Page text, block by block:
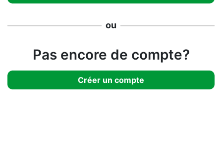
ou
Pas encore de compte?
Créer un compte